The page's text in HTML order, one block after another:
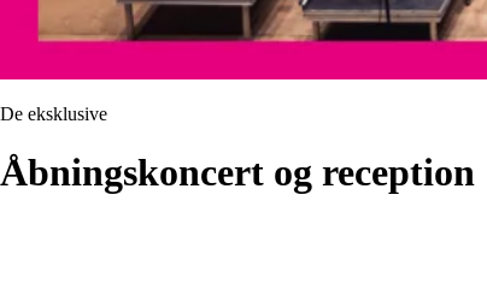
De eksklusive
Åbningskoncert og reception